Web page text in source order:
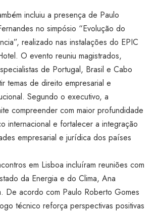
incluiu a presença de Paulo
no simpósio “Evolução do
realizado nas instalações do EPIC
O evento reuniu magistrados,
de Portugal, Brasil e Cabo
temas de direito empresarial e
Segundo o executivo, a
compreender com maior profundidade
internacional e fortalecer a integração
empresarial e jurídica dos países
em Lisboa incluíram reuniões com
da Energia e do Clima, Ana
De acordo com Paulo Roberto Gomes
técnico reforça perspectivas positivas